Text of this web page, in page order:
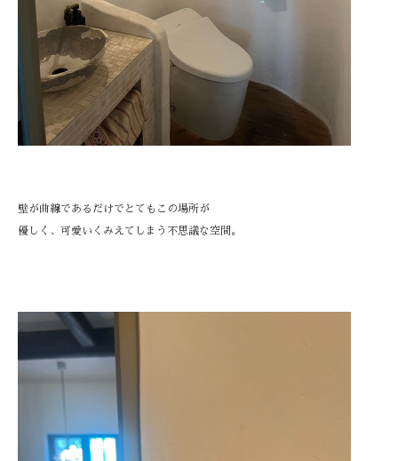
壁が曲線であるだけでとてもこの場所が
優しく、可愛いくみえてしまう不思議な空間。